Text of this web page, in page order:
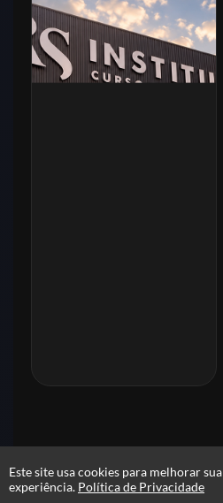
Este site usa cookies para melhorar sua
experiência. Política de Privacidade